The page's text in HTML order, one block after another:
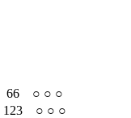
○ ○ ○
○ ○ ○